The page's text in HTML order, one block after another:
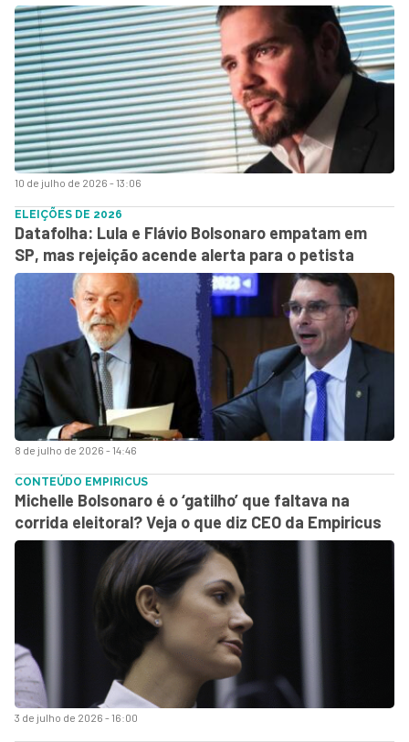
10 de julho de 2026 - 13:06
8 de julho de 2026 - 14:46
ELEIÇÕES DE 2026
Datafolha: Lula e Flávio Bolsonaro empatam em
SP, mas rejeição acende alerta para o petista
3 de julho de 2026 - 16:00
CONTEÚDO EMPIRICUS
Michelle Bolsonaro é o ‘gatilho’ que faltava na
corrida eleitoral? Veja o que diz CEO da Empiricus